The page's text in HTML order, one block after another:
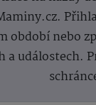
období nebo
a událostech.